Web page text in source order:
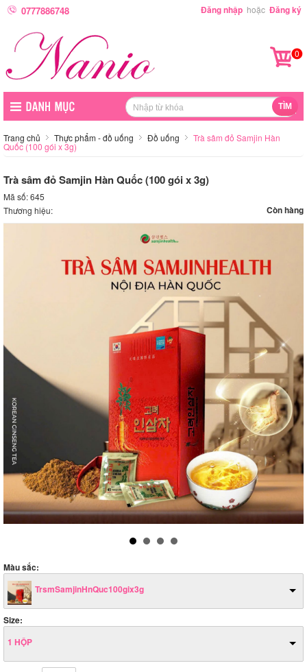
0777886748 Đăng nhập hoặc Đăng ký
0
Trang chủ Thực phẩm - đồ uống Đồ uống Trà sâm đỏ Samjin Hàn
Quốc (100 gói x 3g)
Trà sâm đỏ Samjin Hàn Quốc (100 gói x 3g)
Mã số: 645
Thương hiệu:
Còn hàng
Màu sắc:
TrsmSamjinHnQuc100gix3g
Size:
1 HỘP